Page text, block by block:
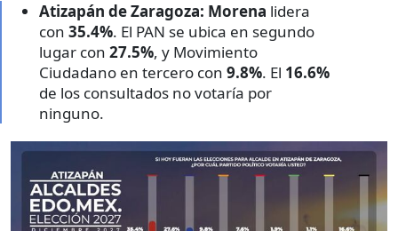
Atizapán de Zaragoza: Morena lidera
con 35.4%. El PAN se ubica en segundo
lugar con 27.5%, y Movimiento
Ciudadano en tercero con 9.8%. El 16.6%
de los consultados no votaría por
ninguno.